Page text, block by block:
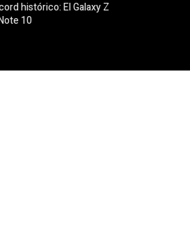
histórico: El Galaxy Z
10